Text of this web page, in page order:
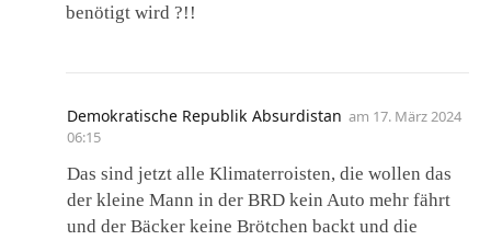
benötigt wird ?!!
Demokratische Republik Absurdistan am 17. März 2024
06:15
Das sind jetzt alle Klimaterroisten, die wollen das
der kleine Mann in der BRD kein Auto mehr fährt
und der Bäcker keine Brötchen backt und die